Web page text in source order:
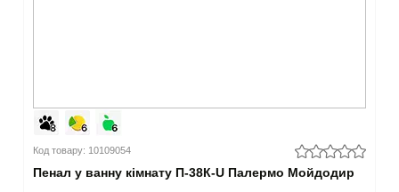
Код товару: 10109054
Пенал у ванну кімнату П-38К-U Палермо Мойдодир